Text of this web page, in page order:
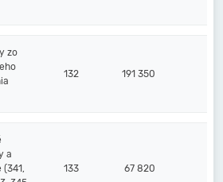
zo
132 191 350
a
133 67 820